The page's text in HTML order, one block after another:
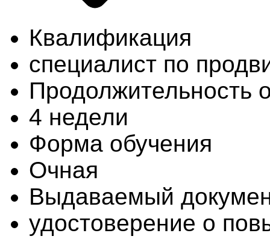
Квалификация
специалист по
Продолжительность
4 недели
Форма обучения
Очная
Выдаваемый
удостоверение о